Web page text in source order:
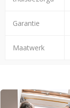
Garantie
Maatwerk